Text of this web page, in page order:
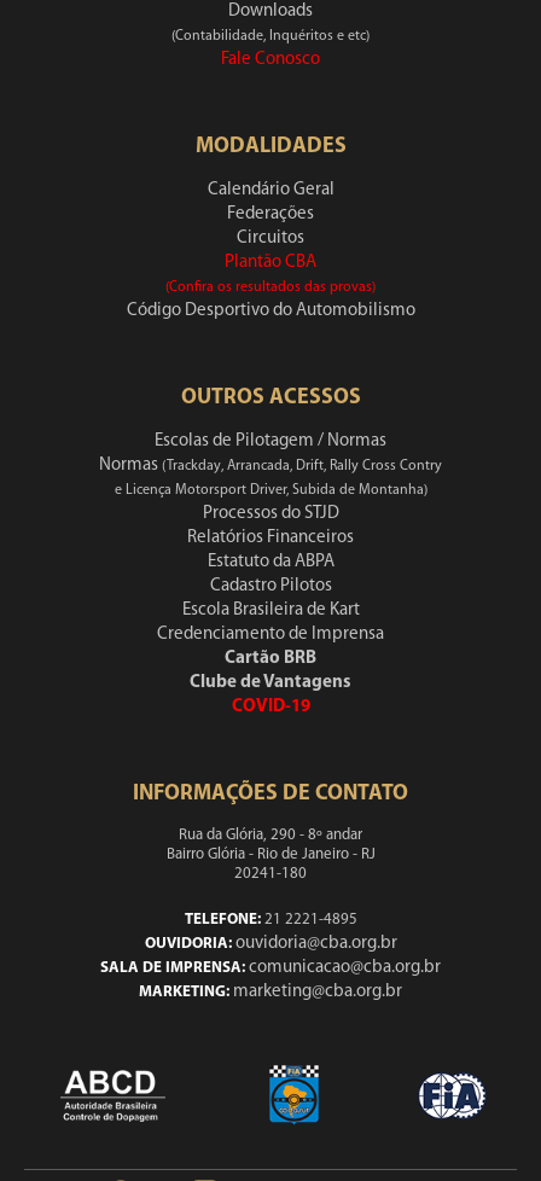
Downloads
(Contabilidade, Inquéritos e etc)
Fale Conosco
MODALIDADES
Calendário Geral
Federações
Circuitos
Plantão CBA
(Confira os resultados das provas)
Código Desportivo do Automobilismo
OUTROS ACESSOS
Escolas de Pilotagem / Normas
Normas (Trackday, Arrancada, Drift, Rally Cross Contry
e Licença Motorsport Driver, Subida de Montanha)
Processos do STJD
Relatórios Financeiros
Estatuto da ABPA
Cadastro Pilotos
Escola Brasileira de Kart
Credenciamento de Imprensa
Cartão BRB
Clube de Vantagens
COVID-19
INFORMAÇÕES DE CONTATO
Rua da Glória, 290 - 8º andar
Bairro Glória - Rio de Janeiro - RJ
20241-180
TELEFONE:21 2221-4895
OUVIDORIA: ouvidoria@cba.org.br
SALA DE IMPRENSA: comunicacao@cba.org.br
MARKETING: marketing@cba.org.br